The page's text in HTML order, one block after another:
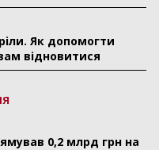
Як допомогти
відновитися
0,2 млрд грн на